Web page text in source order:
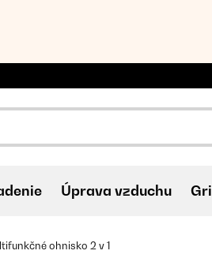
Úprava vzduchu
ohnisko 2 v 1